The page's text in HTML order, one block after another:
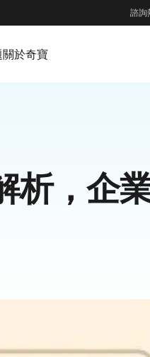
諮
關於奇寶
析，企